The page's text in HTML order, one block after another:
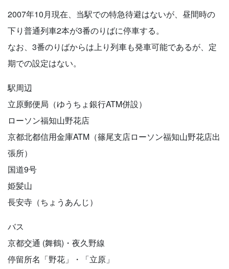
2007年10月現在、当駅での特急待避はないが、昼間時の
下り普通列車2本が3番のりばに停車する。
なお、3番のりばからは上り列車も発車可能であるが、定
期での設定はない。
駅周辺
立原郵便局（ゆうちょ銀行ATM併設）
ローソン福知山野花店
京都北都信用金庫ATM（篠尾支店ローソン福知山野花店出
張所）
国道9号
姫髪山
長安寺（ちょうあんじ）
バス
京都交通 (舞鶴)・夜久野線
停留所名「野花」・「立原」